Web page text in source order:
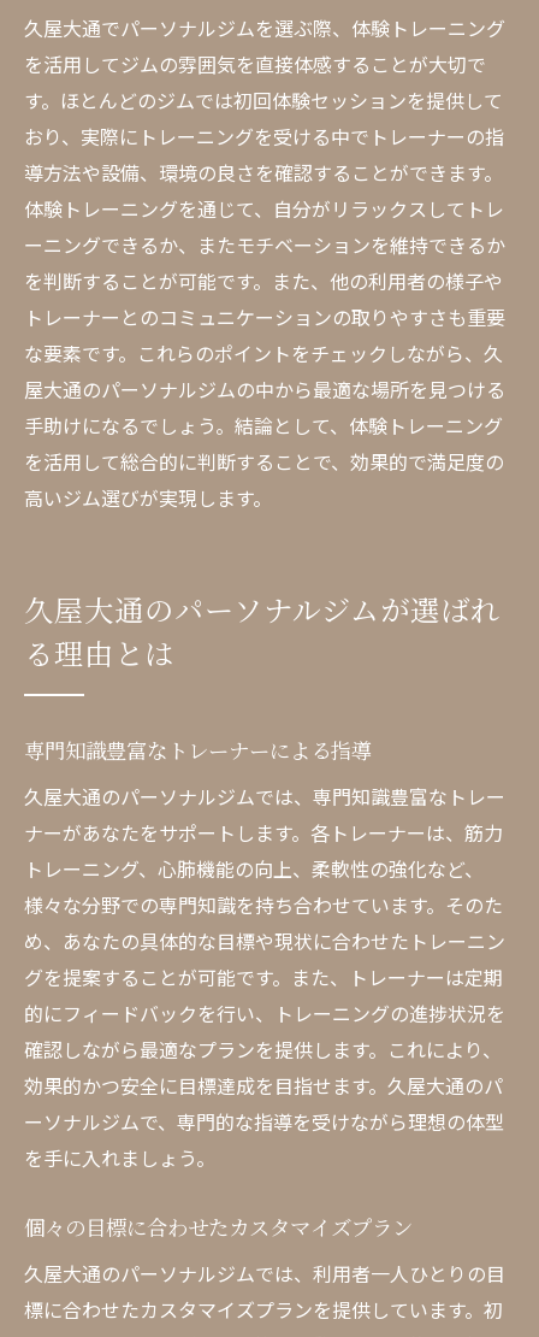
久屋大通でパーソナルジムを選ぶ際、体験トレーニング
を活用してジムの雰囲気を直接体感することが大切で
す。ほとんどのジムでは初回体験セッションを提供して
おり、実際にトレーニングを受ける中でトレーナーの指
導方法や設備、環境の良さを確認することができます。
体験トレーニングを通じて、自分がリラックスしてトレ
ーニングできるか、またモチベーションを維持できるか
を判断することが可能です。また、他の利用者の様子や
トレーナーとのコミュニケーションの取りやすさも重要
な要素です。これらのポイントをチェックしながら、久
屋大通のパーソナルジムの中から最適な場所を見つける
手助けになるでしょう。結論として、体験トレーニング
を活用して総合的に判断することで、効果的で満足度の
高いジム選びが実現します。
久屋大通のパーソナルジムが選ばれ
る理由とは
専門知識豊富なトレーナーによる指導
久屋大通のパーソナルジムでは、専門知識豊富なトレー
ナーがあなたをサポートします。各トレーナーは、筋力
トレーニング、心肺機能の向上、柔軟性の強化など、
様々な分野での専門知識を持ち合わせています。そのた
め、あなたの具体的な目標や現状に合わせたトレーニン
グを提案することが可能です。また、トレーナーは定期
的にフィードバックを行い、トレーニングの進捗状況を
確認しながら最適なプランを提供します。これにより、
効果的かつ安全に目標達成を目指せます。久屋大通のパ
ーソナルジムで、専門的な指導を受けながら理想の体型
を手に入れましょう。
個々の目標に合わせたカスタマイズプラン
久屋大通のパーソナルジムでは、利用者一人ひとりの目
標に合わせたカスタマイズプランを提供しています。初